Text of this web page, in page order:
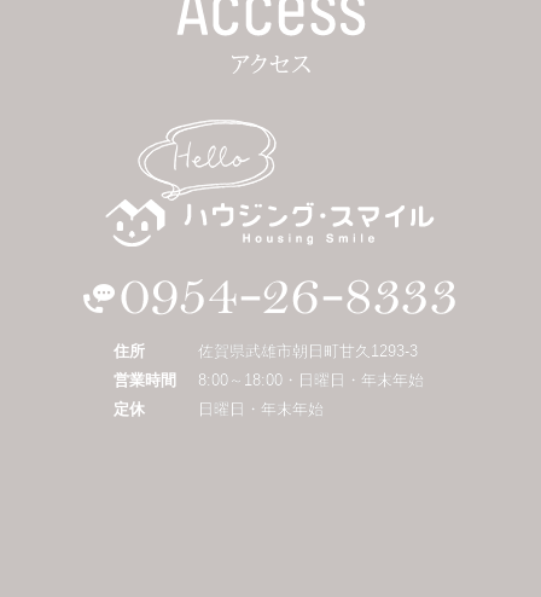
住所
佐賀県武雄市朝日町甘久1293-3
営業時間
8:00～18:00・日曜日・年末年始
定休
日曜日・年末年始